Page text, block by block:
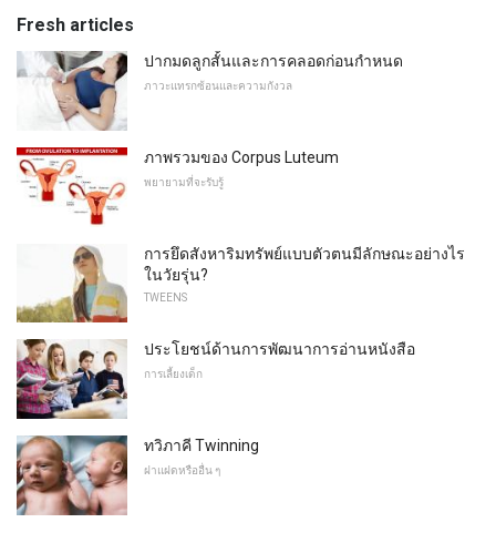
Fresh articles
ปากมดลูกสั้นและการคลอดก่อนกำหนด
ภาวะแทรกซ้อนและความกังวล
ภาพรวมของ Corpus Luteum
พยายามที่จะรับรู้
การยึดสังหาริมทรัพย์แบบตัวตนมีลักษณะอย่างไร
ในวัยรุ่น?
TWEENS
ประโยชน์ด้านการพัฒนาการอ่านหนังสือ
การเลี้ยงเด็ก
ทวิภาคี Twinning
ฝาแฝดหรืออื่น ๆ